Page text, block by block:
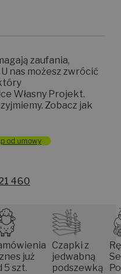
zaufania,
nas możesz zwrócić
Własny Projekt.
Zobacz jak
od umowy
460
już
Czapki z
jedwabną
podszewką